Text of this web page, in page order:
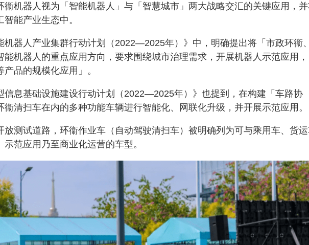
衞机器人视为「智能机器人」与「智慧城市」两大战略交汇的关键应用，
能产业生态中。
机器人产业集群行动计划（2022—2025年）》中，明确提出将「市政环衞
机器人的重点应用方向，要求围绕城市治理需求，开展机器人示范应用，
产品的规模化应用」。
信息基础设施建设行动计划（2022—2025年）》也提到，在构建「车路协
衞清扫车在内的多种功能车辆进行智能化、网联化升级，并开展示范应用。
放测试道路，环衞作业车（自动驾驶清扫车）被明确列为可与乘用车、货
范应用乃至商业化运营的车型。